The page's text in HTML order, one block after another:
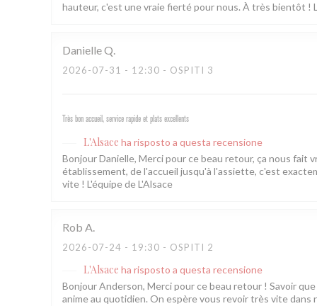
hauteur, c'est une vraie fierté pour nous. À très bientôt !
DanielleQ
2026-07-31 - 12:30 - OSPITI 3
Très bon accueil, service rapide et plats excellents
L'Alsace ha risposto a questa recensione
Bonjour Danielle, Merci pour ce beau retour, ça nous fait
établissement, de l'accueil jusqu'à l'assiette, c'est
vite ! L'équipe de L'Alsace
Rob A
2026-07-24 - 19:30 - OSPITI 2
L'Alsace ha risposto a questa recensione
Bonjour Anderson, Merci pour ce beau retour ! Savoir
anime au quotidien. On espère vous revoir très vite dans